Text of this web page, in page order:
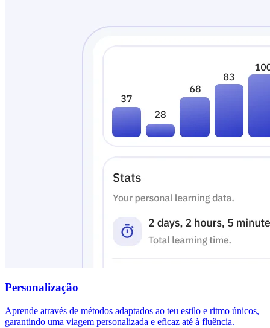
Personalização
Aprende através de métodos adaptados ao teu estilo e ritmo únicos,
garantindo uma viagem personalizada e eficaz até à fluência.